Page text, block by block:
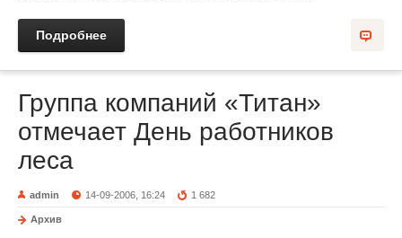
Подробнее
Группа компаний «Титан»
отмечает День работников
леса
admin 14-09-2006, 16:24 1 682
Архив